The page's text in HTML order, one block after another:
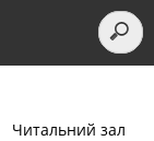
Читальний зал